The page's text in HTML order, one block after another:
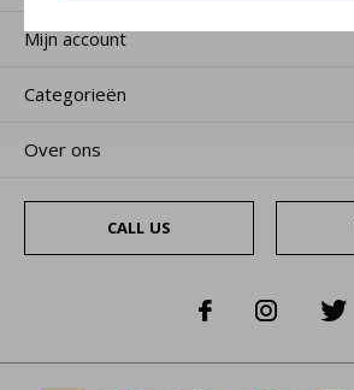
Mijn account
Categorieën
Over ons
CALL US